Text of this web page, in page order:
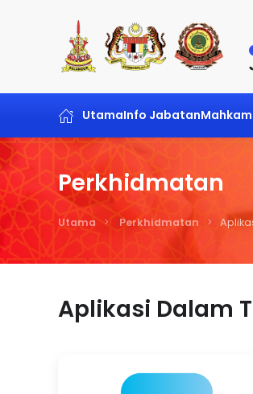
Skip to main content
UtamaInfo Jabatan
Perkhidmatan
Utama Perkhidmatan
Aplikasi Dalam